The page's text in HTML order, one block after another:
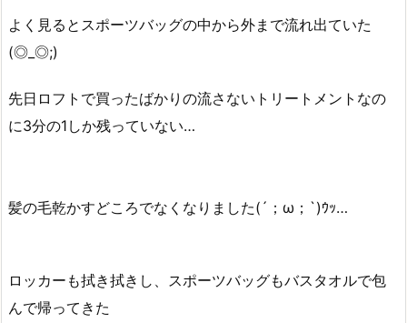
よく見るとスポーツバッグの中から外まで流れ出ていた
(◎_◎;)
先日ロフトで買ったばかりの流さないトリートメントなの
に3分の1しか残っていない…
髪の毛乾かすどころでなくなりました(´；ω；`)ｳｯ…
ロッカーも拭き拭きし、スポーツバッグもバスタオルで包
んで帰ってきた